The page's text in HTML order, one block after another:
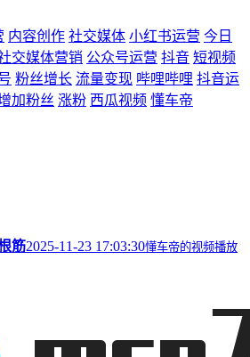
内容创作 社交媒体 小红书运营 今日
交媒体营销 公众号运营 抖音 短视频
粉丝增长 流量变现 哔哩哔哩 抖音运
加粉丝 涨粉 西瓜视频 懂车帝
筋2025-11-23 17:03:30懂车帝的视频播放